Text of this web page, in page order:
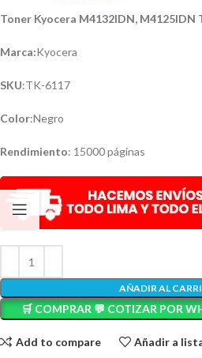
Toner Kyocera M4132IDN,
Marca:Kyocera
SKU:TK-6117
Color:Negro
Rendimiento: 15000 páginas
AÑADIR AL
🛒 COMPRAR 💬 COTIZAR POR
Add to compare Añadir a